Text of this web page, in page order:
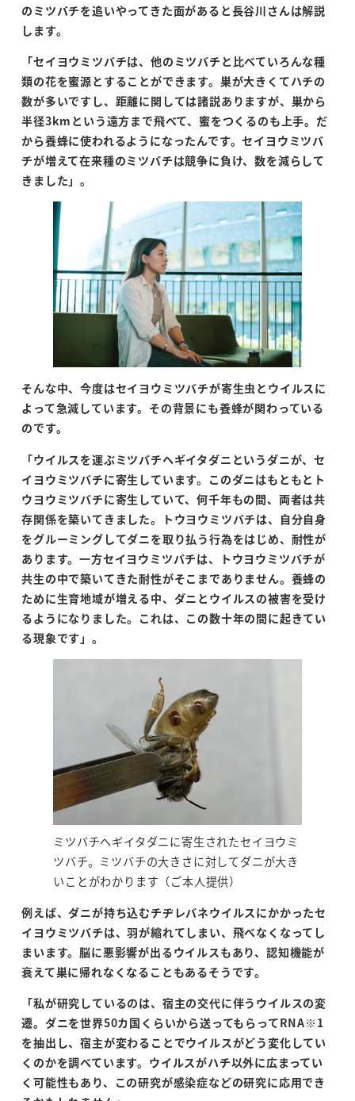
のミツバチを追いやってきた面があると長谷川さんは解説
します。
「セイヨウミツバチは、他のミツバチと比べていろんな種
類の花を蜜源とすることができます。巣が大きくてハチの
数が多いですし、距離に関しては諸説ありますが、巣から
半径3km という遠方まで飛べて、蜜をつくるのも上手。だ
から養蜂に使われるようになったんです。セイヨウミツバ
チが増えて在来種のミツバチは競争に負け、数を減らして
きました」。
そんな中、今度はセイヨウミツバチが寄生虫とウイルスに
よって急減しています。その背景にも養蜂が関わっている
のです。
「ウイルスを運ぶミツバチヘギイタダニというダニが、セ
イヨウミツバチに寄生しています。このダニはもともとト
ウヨウミツバチに寄生していて、何千年もの間、両者は共
存関係を築いてきました。トウヨウミツバチは、自分自身
をグルーミングしてダニを取り払う行為をはじめ、耐性が
あります。一方セイヨウミツバチは、トウヨウミツバチが
共生の中で築いてきた耐性がそこまでありません。養蜂の
ために生育地域が増える中、ダニとウイルスの被害を受け
るようになりました。これは、この数十年の間に起きてい
る現象です」。
ミツバチヘギイタダニに寄生されたセイヨウミ
ツバチ。ミツバチの大きさに対してダニが大き
いことがわかります（ご本人提供）
例えば、ダニが持ち込むチヂレバネウイルスにかかったセ
イヨウミツバチは、羽が縮れてしまい、飛べなくなってし
まいます。脳に悪影響が出るウイルスもあり、認知機能が
衰えて巣に帰れなくなることもあるそうです。
「私が研究しているのは、宿主の交代に伴うウイルスの変
遷。ダニを世界50カ国くらいから送ってもらってRNA※ 1
を抽出し、宿主が変わることでウイルスがどう変化してい
くのかを調べています。ウイルスがハチ以外に広まってい
く可能性もあり、この研究が感染症などの研究に応用でき